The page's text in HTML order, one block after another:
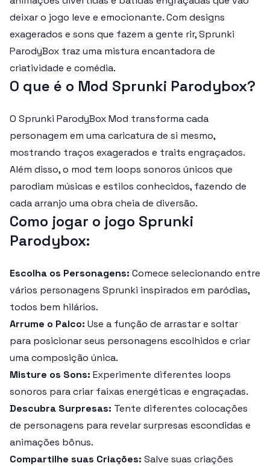
deixar o jogo leve e emocionante. Com designs
exagerados e sons que fazem a gente rir,Sprunki
ParodyBox traz uma mistura encantadora de
criatividade e comédia.
O que é o Mod Sprunki Parodybox?
O Sprunki ParodyBox Mod transforma cada
personagem em uma caricatura de si mesmo,
mostrando traços exagerados e traits engraçados.
Além disso, o mod tem loops sonoros únicos que
parodiam músicas e estilos conhecidos, fazendo de
cada arranjo uma obra cheia de diversão.
Como jogar o jogo Sprunki
Parodybox:
Escolha os Personagens: Comece selecionando entre
vários personagens Sprunki inspirados em paródias,
todos bem hilários.
Arrume o Palco: Use a função de arrastar e soltar
para posicionar seus personagens escolhidos e criar
uma composição única.
Misture os Sons: Experimente diferentes loops
sonoros para criar faixas energéticas e engraçadas.
Descubra Surpresas: Tente diferentes colocações
de personagens para revelar surpresas escondidas e
animações bônus.
Compartilhe suas Criações: Salve suas criações